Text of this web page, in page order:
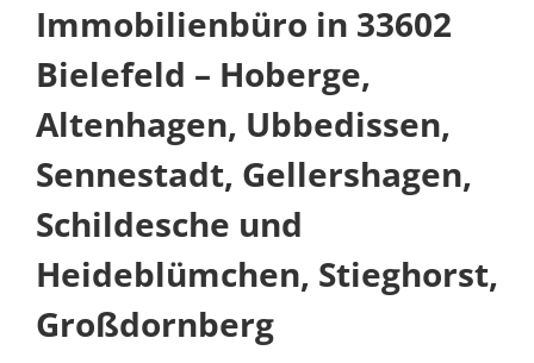
Immobilienbüro in 33602
Bielefeld – Hoberge,
Altenhagen, Ubbedissen,
Sennestadt, Gellershagen,
Schildesche und
Heideblümchen, Stieghorst,
Großdornberg